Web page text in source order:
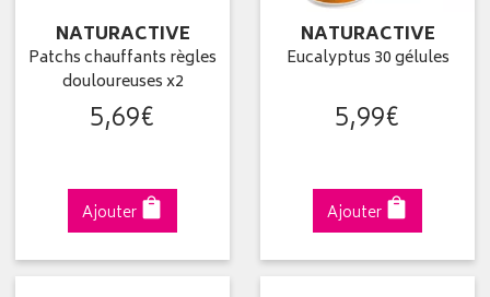
NATURACTIVE
Patchs chauffants règles
douloureuses x2
5,69€
Ajouter
NATURACTIVE
Eucalyptus 30 gélules
5,99€
Ajouter